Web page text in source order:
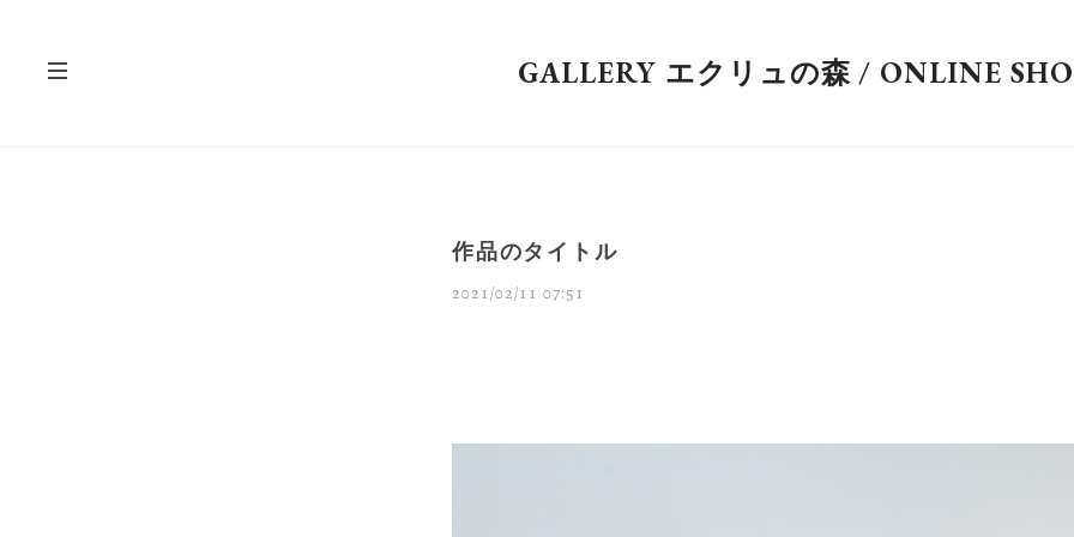
GALLERY エクリュの森 / ONLINE
作品のタイトル
2021/02/11 07:51